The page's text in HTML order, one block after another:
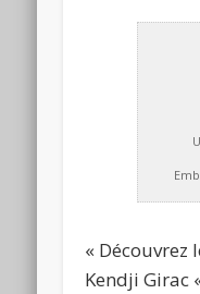
« Découvrez
Kendji Girac